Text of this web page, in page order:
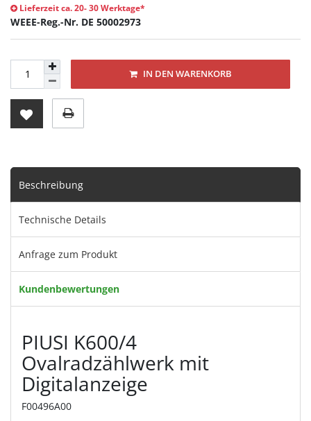
Lieferzeit ca. 20- 30 Werktage*
WEEE-Reg.-Nr. DE 50002973
IN DEN WARENKORB
Beschreibung
Technische Details
Anfrage zum Produkt
Kundenbewertungen
PIUSI K600/4
Ovalradzählwerk mit
Digitalanzeige
F00496A00